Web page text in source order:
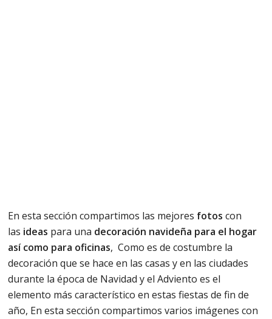
En esta sección compartimos las mejores fotos con
las ideas para una decoración navideña para el hogar
así como para oficinas, Como es de costumbre la
decoración que se hace en las casas y en las ciudades
durante la época de Navidad y el Adviento es el
elemento más característico en estas fiestas de fin de
año, En esta sección compartimos varios imágenes con